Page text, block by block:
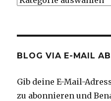
BLOG VIA E-MAIL
Gib deine E-Mail-
zu abonnieren und